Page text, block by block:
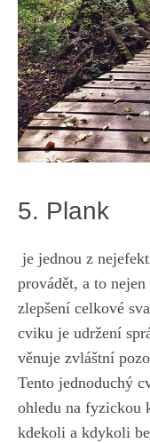
5. Plank
je jednou ⁤z
provádět, a to
zlepšení celkové
cviku ​je udržení
věnuje zvláštní
Tento jednoduchý
ohledu na ​fyzickou
kdekoli a kdykoli